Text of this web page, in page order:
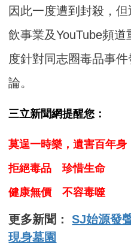
因此一度遭到封殺，
飲事業及YouTube頻
度針對同志圈毒品事
論。
三立新聞網提醒您：
莫逞一時樂，遺害百年身
拒絕毒品 珍惜生命
健康無價 不容毒噬
更多新聞：SJ始源發
現身墓園